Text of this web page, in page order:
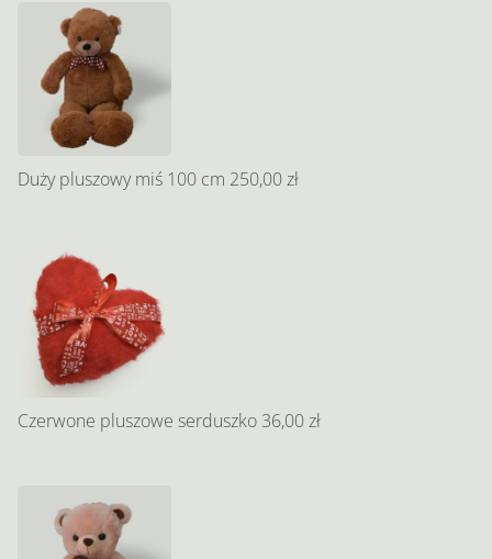
Duży pluszowy miś 100 cm 250,00 zł
Czerwone pluszowe serduszko 36,00 zł